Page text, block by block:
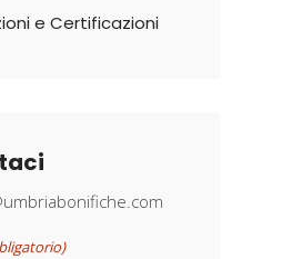
e Certificazioni